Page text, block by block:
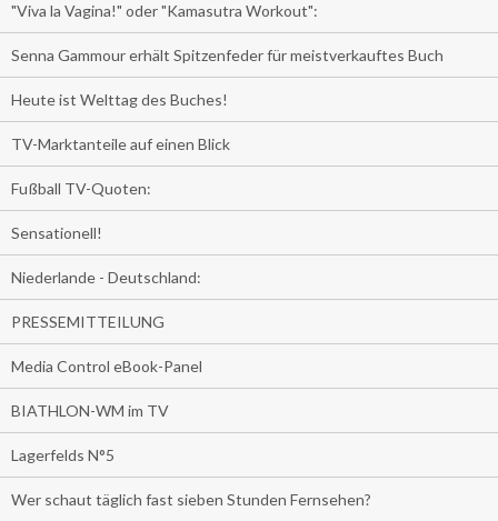
"Viva la Vagina!" oder "Kamasutra Workout":
Senna Gammour erhält Spitzenfeder für meistverkauftes Buch
Heute ist Welttag des Buches!
TV-Marktanteile auf einen Blick
Fußball TV-Quoten:
Sensationell!
Niederlande - Deutschland:
PRESSEMITTEILUNG
Media Control eBook-Panel
BIATHLON-WM im TV
Lagerfelds N°5
Wer schaut täglich fast sieben Stunden Fernsehen?